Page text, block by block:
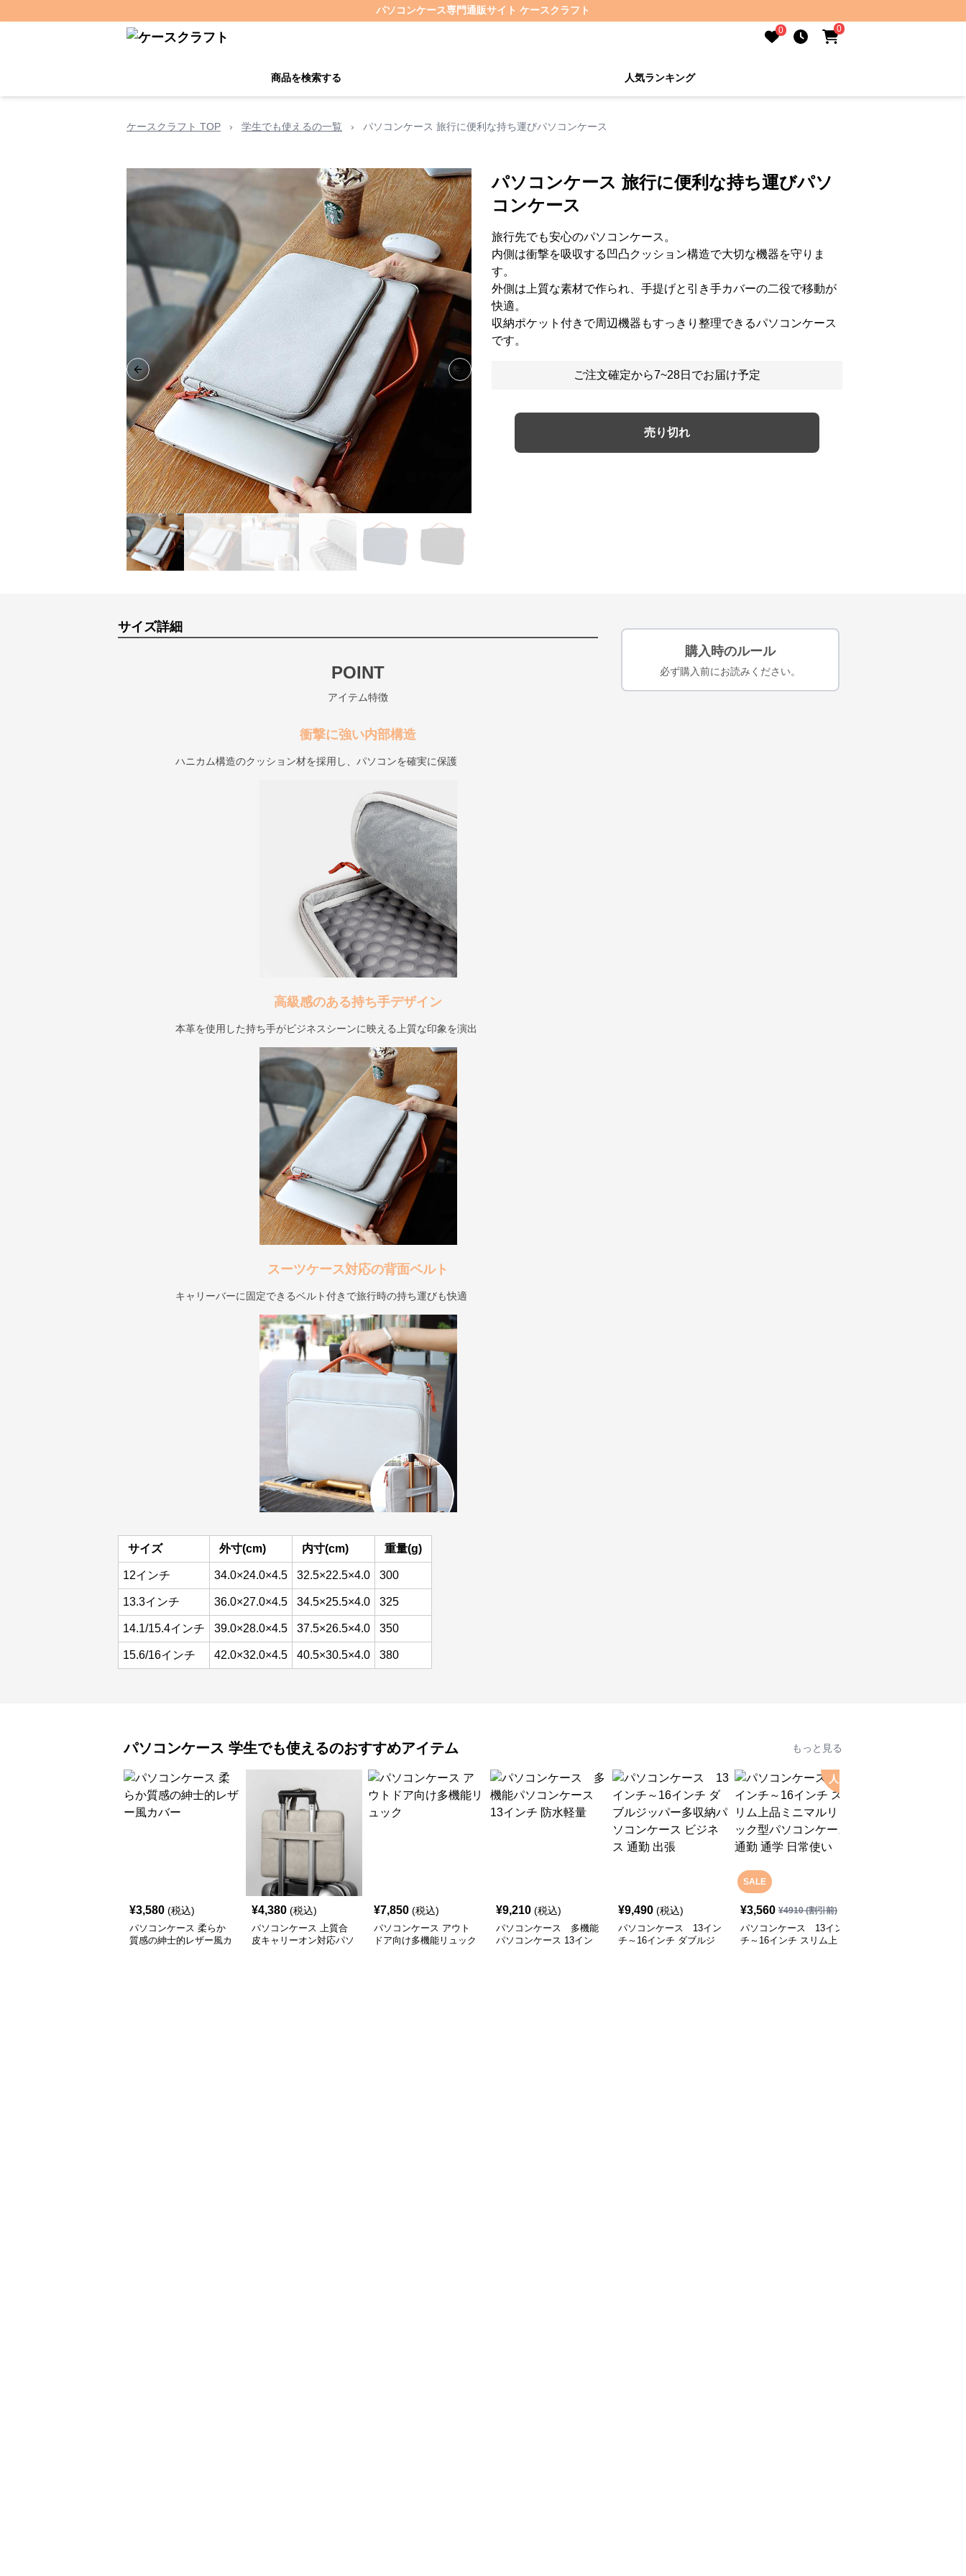
パソコンケース専門通販サイト ケースクラフト
0 0
商品を検索する 人気ランキング
ケースクラフト TOP › 学生でも使えるの一覧 › パソコンケース 旅行に便利な持ち運びパソコンケース
Previous slide Next slide
パソコンケース 旅行に便利な持ち運びパソ
コンケース
旅行先でも安心のパソコンケース。
内側は衝撃を吸収する凹凸クッション構造で大切な機器を守りま
す。
外側は上質な素材で作られ、手提げと引き手カバーの二役で移動が
快適。
収納ポケット付きで周辺機器もすっきり整理できるパソコンケース
です。
ご注文確定から7~28日でお届け予定
売り切れ
サイズ詳細
POINT
アイテム特徴
衝撃に強い内部構造
ハニカム構造のクッション材を採用し、パソコンを確実に保護
高級感のある持ち手デザイン
本革を使用した持ち手がビジネスシーンに映える上質な印象を演出
スーツケース対応の背面ベルト
キャリーバーに固定できるベルト付きで旅行時の持ち運びも快適
サイズ 外寸(cm) 内寸(cm) 重量(g)
12インチ 34.0×24.0×4.5 32.5×22.5×4.0 300
13.3インチ 36.0×27.0×4.5 34.5×25.5×4.0 325
14.1/15.4インチ 39.0×28.0×4.5 37.5×26.5×4.0 350
15.6/16インチ 42.0×32.0×4.5 40.5×30.5×4.0 380
購入時のルール
必ず購入前にお読みください。
パソコンケース 学生でも使えるのおすすめアイテム もっと見る
¥3,580 (税込)
パソコンケース 柔らか
質感の紳士的レザー風カ
¥4,380 (税込)
パソコンケース 上質合
皮キャリーオン対応パソ
¥7,850 (税込)
パソコンケース アウト
ドア向け多機能リュック
¥9,210 (税込)
パソコンケース 多機能
パソコンケース 13イン
¥9,490 (税込)
パソコンケース 13イン
チ～16インチ ダブルジ
SALE
人気
¥3,560 ¥4910(割引前)
パソコンケース 13イン
チ～16インチ スリム上